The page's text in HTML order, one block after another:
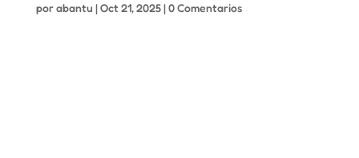
porabantu |Oct 21, 2025|0 Comentarios